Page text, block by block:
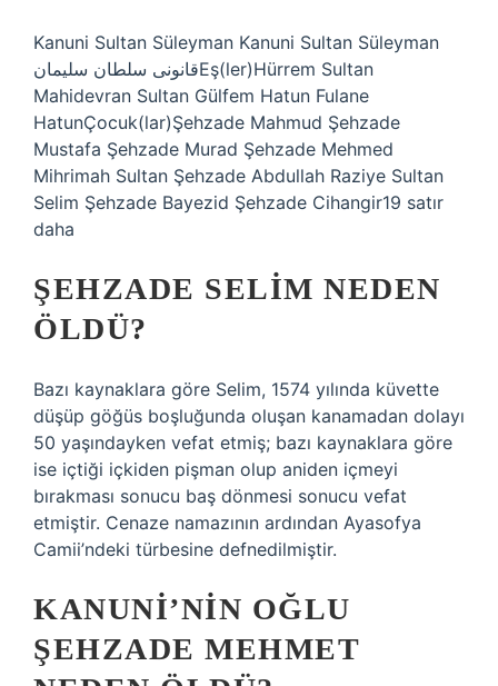
Kanuni Sultan Süleyman Kanuni Sultan Süleyman
قانونى سلطان سليمانEş(ler)Hürrem Sultan
Mahidevran Sultan Gülfem Hatun Fulane
HatunÇocuk(lar)Şehzade Mahmud Şehzade
Mustafa Şehzade Murad Şehzade Mehmed
Mihrimah Sultan Şehzade Abdullah Raziye Sultan
Selim Şehzade Bayezid Şehzade Cihangir19 satır
daha
ŞEHZADE SELIM NEDEN
ÖLDÜ?
Bazı kaynaklara göre Selim, 1574 yılında küvette
düşüp göğüs boşluğunda oluşan kanamadan dolayı
50 yaşındayken vefat etmiş; bazı kaynaklara göre
ise içtiği içkiden pişman olup aniden içmeyi
bırakması sonucu baş dönmesi sonucu vefat
etmiştir. Cenaze namazının ardından Ayasofya
Camii’ndeki türbesine defnedilmiştir.
KANUNI’NIN OĞLU
ŞEHZADE MEHMET